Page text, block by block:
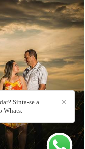
✕
Sinta-se a
Whats.